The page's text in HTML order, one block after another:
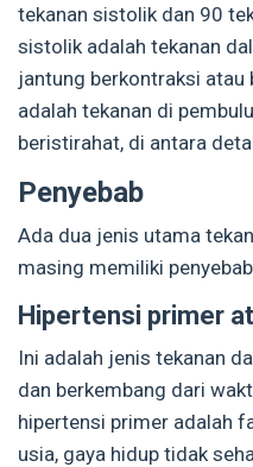
tekanan sistolik dan 90
sistolik adalah tekanan
jantung berkontraksi atau
adalah tekanan di
beristirahat, di antara
Penyebab
Ada dua jenis utama
masing memiliki
Hipertensi primer
Ini adalah jenis tekanan
dan berkembang dari
hipertensi primer adalah
usia, gaya hidup tidak